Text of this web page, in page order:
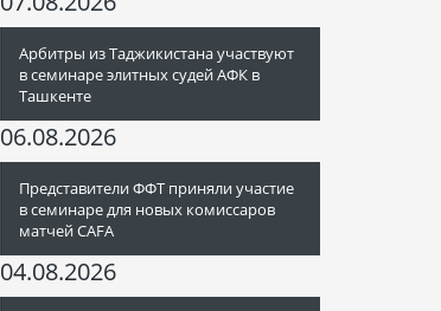
Арбитры из Таджикистана участвуют
в семинаре элитных судей АФК в
Ташкенте
06.08.2026
Представители ФФТ приняли участие
в семинаре для новых комиссаров
матчей CAFA
04.08.2026